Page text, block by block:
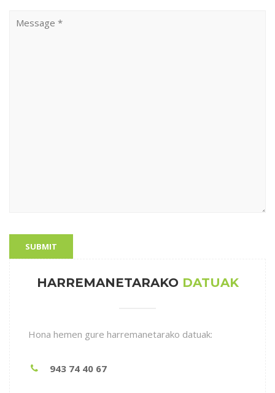
HARREMANETARAKO DATUAK
Hona hemen gure harremanetarako datuak:
943 74 40 67